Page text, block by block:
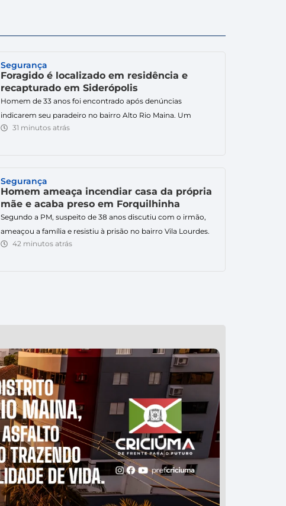
Segurança
Foragido é localizado em residência e
recapturado em Siderópolis
Homem de 33 anos foi encontrado após denúncias
indicarem seu paradeiro no bairro Alto Rio Maina. Um
homem de 33 anos, que estava foragido do sistema
31 minutos atrás
Segurança
Homem ameaça incendiar casa da própria
mãe e acaba preso em Forquilhinha
Segundo a PM, suspeito de 38 anos discutiu com o irmão,
ameaçou a família e resistiu à prisão no bairro Vila Lourdes.
Um homem de 38 anos foi preso após ameaçar incendiar a
42 minutos atrás